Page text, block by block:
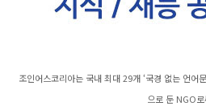
조인어스코리아는 국내 최대 29개 ‘국경 없는 언어
으로 둔 NGO로